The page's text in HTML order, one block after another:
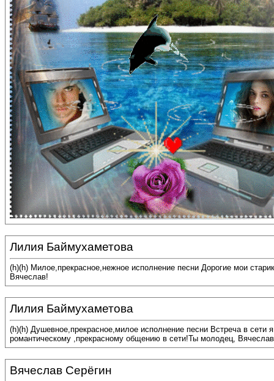
Лилия Баймухаметова
(h)(h) Милое,прекрасное,нежное исполнение песни Дорогие мои
Вячеслав!
Лилия Баймухаметова
(h)(h) Душевное,прекрасное,милое исполнение песни Встреча в
романтическому ,прекрасному общению в сети!Ты молодец,
Вячеслав Серёгин